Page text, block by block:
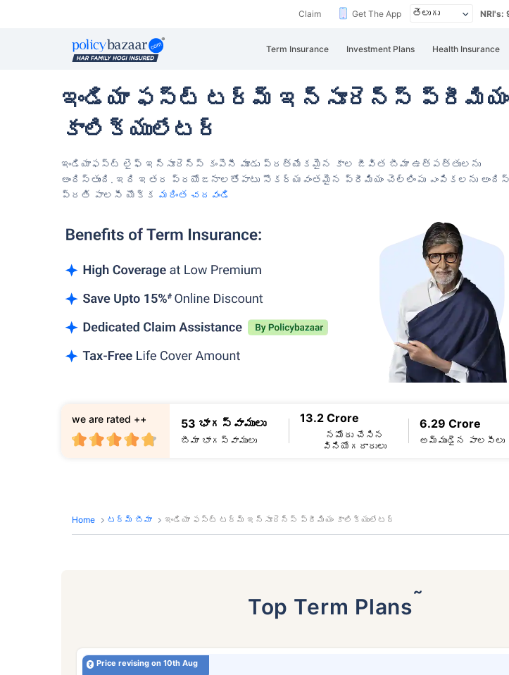
Claim Get The App NRI's:
Term Insurance Investment Plans Health Insurance
ఇండియా ఫస్ట్ టర్మ్ ఇన్సూరెన్స్ ప్రీమియం
కాలిక్యులేటర్
ఇండియాఫస్ట్ లైఫ్ ఇన్సూరెన్స్ కంపెనీ మూడు ప్రత్యేకమైన కాల జీవిత బీమా ఉత్పత్తులను
అందిస్తుంది. ఇది ఇతర ప్రయోజనాలతోపాటు సౌకర్యవంతమైన ప్రీమియం చెల్లింపు ఎంపికలను
ప్రతి పాలసీ యొక్క మరింత చదవండి
53 భాగస్వాములు
బీమా భాగస్వాములు
13.2 Crore
నమోదు చేసిన
వినియోగదారులు
6.29 Crore
అమ్ముడైన పాలసీలు
we are rated ++
Home టర్మ్ బీమా ఇండియా ఫస్ట్ టర్మ్ ఇన్సూరెన్స్ ప్రీమియం కాలిక్యులేటర్
Top Term Plans˜
Price revising on 10th Aug